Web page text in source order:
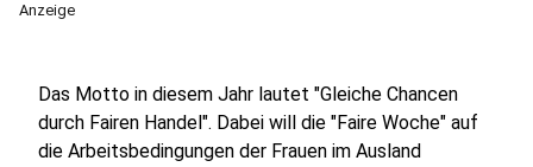
Anzeige
Das Motto in diesem Jahr lautet "Gleiche Chancen
durch Fairen Handel". Dabei will die "Faire Woche" auf
die Arbeitsbedingungen der Frauen im Ausland